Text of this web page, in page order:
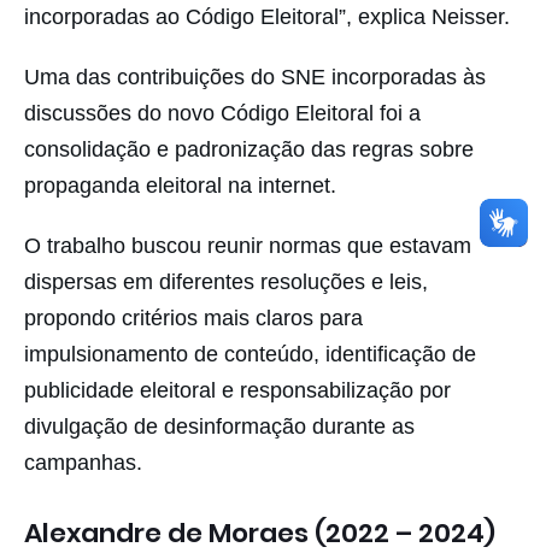
incorporadas ao Código Eleitoral”, explica Neisser.
Uma das contribuições do SNE incorporadas às
discussões do novo Código Eleitoral foi a
consolidação e padronização das regras sobre
propaganda eleitoral na internet.
O trabalho buscou reunir normas que estavam
dispersas em diferentes resoluções e leis,
propondo critérios mais claros para
impulsionamento de conteúdo, identificação de
publicidade eleitoral e responsabilização por
divulgação de desinformação durante as
campanhas.
Alexandre de Moraes (2022 – 2024)